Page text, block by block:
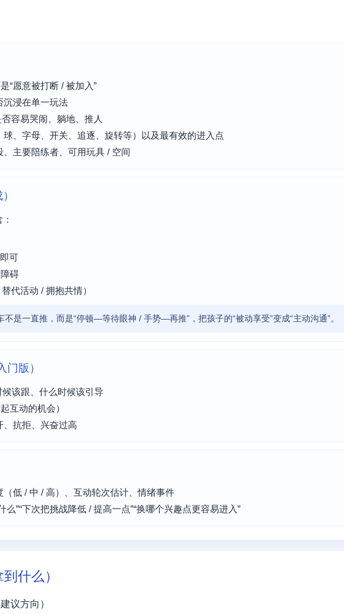
“愿意被打断 / 被加入”
沉浸在单一玩法
容易哭闹、躺地、推人
、字母、开关、追逐、旋转等）以及最有效的进入点
、主要陪练者、可用玩具 / 空间
可
碍
代活动 / 拥抱共情）
不是一直推，而是“停顿—等待眼神 / 手势—再推”，把孩子的“被动享受”变成“主动沟通”。
版）
该跟、什么时候该引导
互动的机会）
、抗拒、兴奋过高
低 / 中 / 高）、互动轮次估计、情绪事件
么”“下次把挑战降低 / 提高一点”“换哪个兴趣点更容易进入”
什么）
议方向）